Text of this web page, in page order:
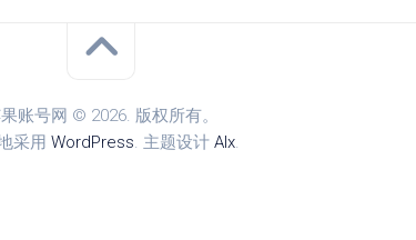
账号网 © 2026. 版权所有。
采用 WordPress. 主题设计 Alx.